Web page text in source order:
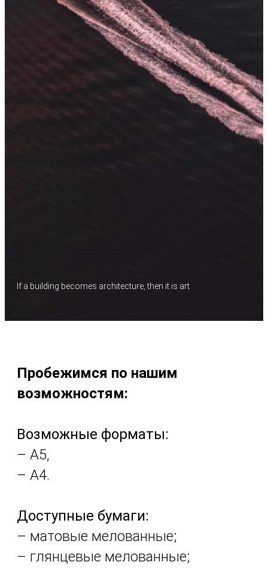
If a building becomes architecture, then it is art
Пробежимся по нашим
возможностям:
Возможные форматы:
– А5,
– А4.
Доступные бумаги:
– матовые мелованные;
– глянцевые мелованные;